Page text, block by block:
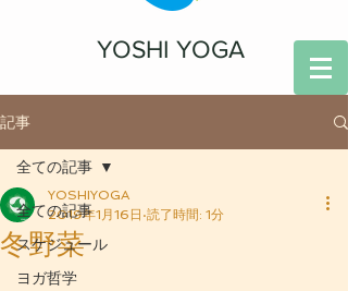
YOSHI YOGA
記事
全ての記事
スケジュール
ヨガ哲学
全ての記事
冬野菜
YOSHIYOGA
2019年1月16日 読了時間: 1分